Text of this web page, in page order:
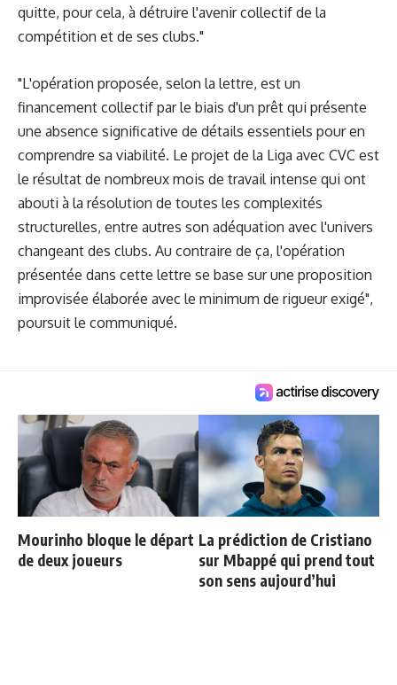
quitte, pour cela, à détruire l'avenir collectif de la
compétition et de ses clubs."
"L'opération proposée, selon la lettre, est un
financement collectif par le biais d'un prêt qui présente
une absence significative de détails essentiels pour en
comprendre sa viabilité. Le projet de la Liga avec CVC est
le résultat de nombreux mois de travail intense qui ont
abouti à la résolution de toutes les complexités
structurelles, entre autres son adéquation avec l'univers
changeant des clubs. Au contraire de ça, l'opération
présentée dans cette lettre se base sur une proposition
improvisée élaborée avec le minimum de rigueur exigé",
poursuit le communiqué.
Mourinho bloque le départ
de deux joueurs
La prédiction de Cristiano
sur Mbappé qui prend tout
son sens aujourd’hui